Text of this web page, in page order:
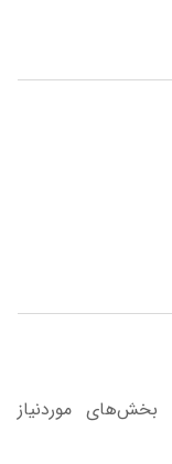
بخش‌های موردنیاز